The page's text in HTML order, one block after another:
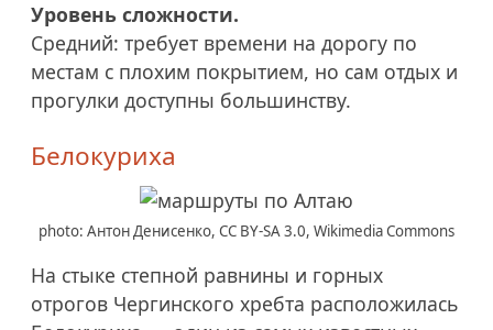
Уровень сложности.
Средний: требует времени на дорогу по
местам с плохим покрытием, но сам отдых и
прогулки доступны большинству.
Белокуриха
photo: Антон Денисенко, CC BY-SA 3.0, Wikimedia Commons
На стыке степной равнины и горных
отрогов Чергинского хребта расположилась